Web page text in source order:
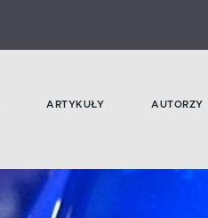
ARTYKUŁY AUTORZY